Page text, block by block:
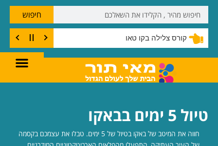
דברים שחייבים לעשות בקו טאו
חיפוש
טיול 5 ימים בבאקו
חווה את המיטב של באקו בטיול של 5 ימים. טבלו את עצמכם בקסמה